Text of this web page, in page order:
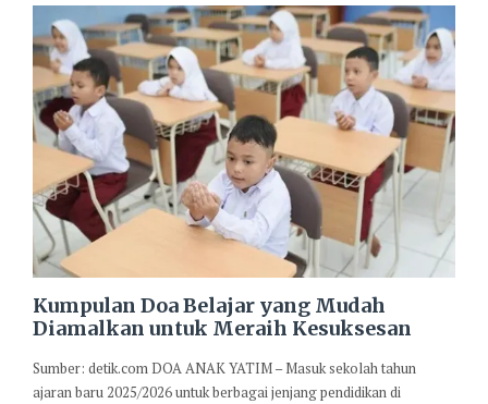
Kumpulan Doa Belajar yang Mudah
Diamalkan untuk Meraih Kesuksesan
Sumber: detik.com DOA ANAK YATIM – Masuk sekolah tahun
ajaran baru 2025/2026 untuk berbagai jenjang pendidikan di